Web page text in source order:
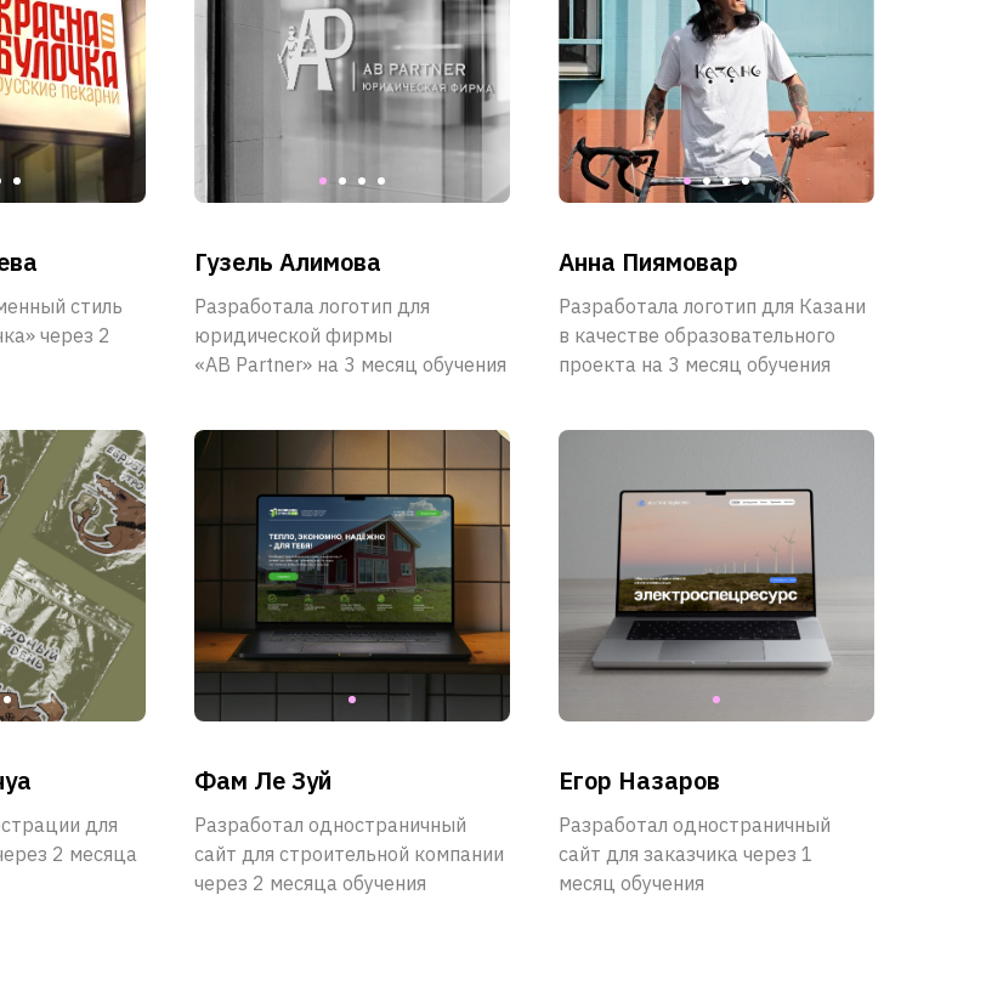
стиль
через 2
Гузель Алимова
Разработала логотип для
юридической фирмы
«AB Partner» на 3 месяц обучения
Анна Пиямовар
Разработала логотип для Казани
в качестве образовательного
проекта на 3 месяц обучения
для
2 месяца
Фам Ле Зуй
Разработал одностраничный
сайт для строительной компании
через 2 месяца обучения
Егор Назаров
Разработал одностраничный
сайт для заказчика через 1
месяц обучения